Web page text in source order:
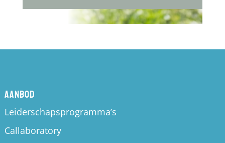
Aanbod
Leiderschapsprogramma’s
Callaboratory